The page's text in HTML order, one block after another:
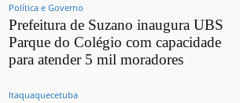
Política e Governo
Prefeitura de Suzano inaugura UBS
Parque do Colégio com capacidade
para atender 5 mil moradores
Itaquaquecetuba